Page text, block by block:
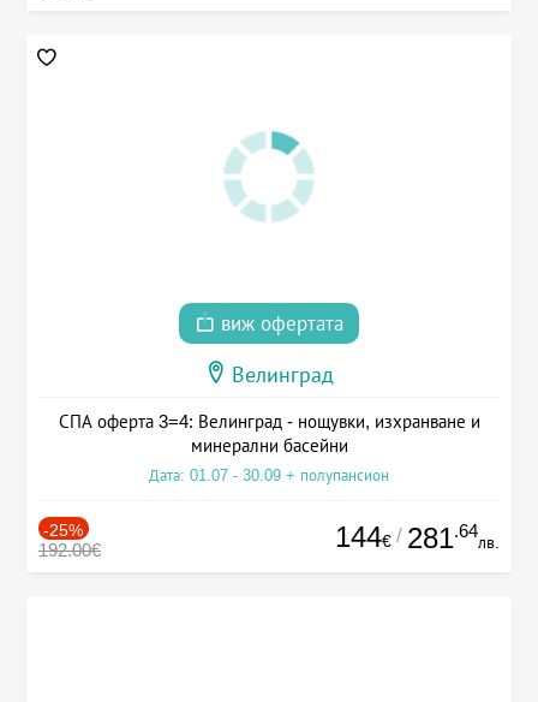
виж офертата
Велинград
СПА оферта 3=4: Велинград - нощувки, изхранване и
минерални басейни
Дата: 01.07 - 30.09 + полупансион
-25%
192.00€ 144€ / 281.64
лв.